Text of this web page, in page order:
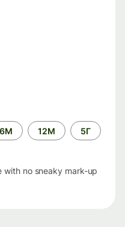
6М 12М 5Г
with no sneaky mark-up